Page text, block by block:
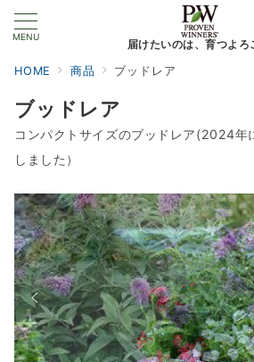
MENU
届けたいのは、育つよろ
HOME 商品 ブッドレア
ブッドレア
コンパクトサイズのブッドレア(2024年
しました）